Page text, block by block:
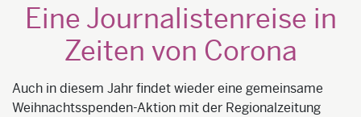
Eine Journalistenreise in
Zeiten von Corona
Auch in diesem Jahr findet wieder eine gemeinsame
Weihnachtsspenden-Aktion mit der Regionalzeitung